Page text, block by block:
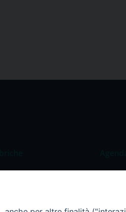
al Vangelo
e Società